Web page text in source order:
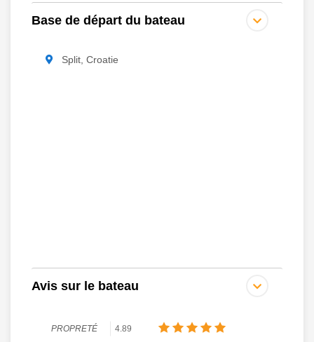
Base de départ du bateau
Split, Croatie
Avis sur le bateau
PROPRETÉ 4.89